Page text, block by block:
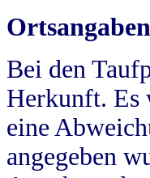
Bei den
Herkunft. Es
eine
angegeben